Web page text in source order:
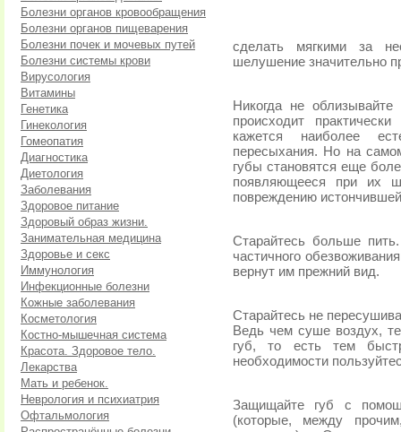
Болезни органов кровообращения
Болезни органов пищеварения
Болезни почек и мочевых путей
Болезни системы крови
Вирусология
Витамины
Генетика
Гинекология
Гомеопатия
Диагностика
Диетология
Заболевания
Здоровое питание
Здоровый образ жизни.
Занимательная медицина
Здоровье и секс
Иммунология
Инфекционные болезни
Кожные заболевания
Косметология
Костно-мышечная система
Красота. Здоровое тело.
Лекарства
Мать и ребенок.
Неврология и психиатрия
Офтальмология
сделать мягкими за
шелушение значительно
Никогда не
происходит
кажется наиболее
пересыхания. Но на
губы становятся еще
появляющееся при их
повреждению
Старайтесь больше
частичного
вернут им прежний вид.
Старайтесь не
Ведь чем суше воздух,
губ, то есть тем
необходимости
Защищайте губ с
(которые, между